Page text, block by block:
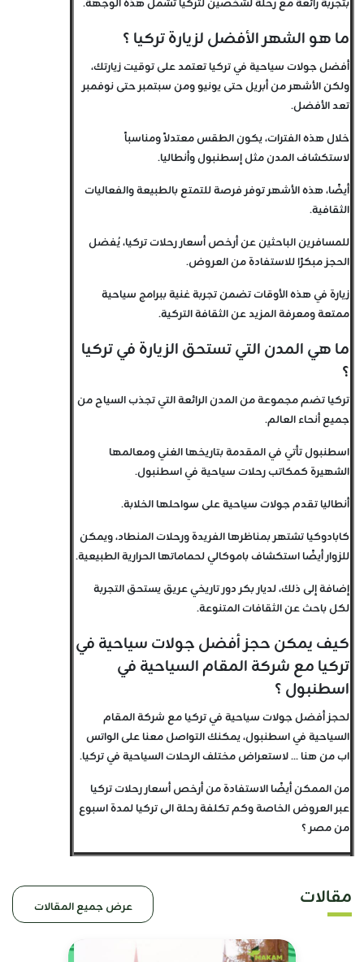
بتجربة رائعة مع رحلة لشخصين لتركيا تشمل هذه الوجهة.
ما هو الشهر الأفضل لزيارة تركيا ؟
أفضل جولات سياحية في تركيا تعتمد على توقيت زيارتك،
ولكن الأشهر من أبريل حتى يونيو ومن سبتمبر حتى نوفمبر
تعد الأفضل.
خلال هذه الفترات، يكون الطقس معتدلاً ومناسباً
لاستكشاف المدن مثل إسطنبول وأنطاليا.
أيضًا، هذه الأشهر توفر فرصة للتمتع بالطبيعة والفعاليات
الثقافية.
للمسافرين الباحثين عن أرخص أسعار رحلات تركيا، يُفضل
الحجز مبكرًا للاستفادة من العروض.
زيارة في هذه الأوقات تضمن تجربة غنية ببرامج سياحية
ممتعة ومعرفة المزيد عن الثقافة التركية.
ما هي المدن التي تستحق الزيارة في تركيا
؟
تركيا تضم مجموعة من المدن الرائعة التي تجذب السياح من
جميع أنحاء العالم.
اسطنبول تأتي في المقدمة بتاريخها الغني ومعالمها
الشهيرة كمكاتب رحلات سياحية في اسطنبول.
أنطاليا تقدم جولات سياحية على سواحلها الخلابة.
كابادوكيا تشتهر بمناظرها الفريدة ورحلات المنطاد، ويمكن
للزوار أيضًا استكشاف باموكالي لحماماتها الحرارية الطبيعية.
إضافة إلى ذلك، لديار بكر دور تاريخي عريق يستحق التجربة
لكل باحث عن الثقافات المتنوعة.
كيف يمكن حجز أفضل جولات سياحية في
تركيا مع شركة المقام السياحية في
اسطنبول ؟
لحجز أفضل جولات سياحية في تركيا مع شركة المقام
السياحية في اسطنبول، يمكنك التواصل معنا على الواتس
اب من هنا ... لاستعراض مختلف الرحلات السياحية في تركيا.
من الممكن أيضًا الاستفادة من أرخص أسعار رحلات تركيا
عبر العروض الخاصة وكم تكلفة رحلة الى تركيا لمدة اسبوع
من مصر ؟
مقالات عرض جميع المقالات